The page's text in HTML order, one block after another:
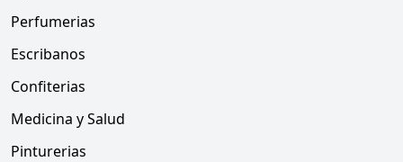
Perfumerias
Escribanos
Confiterias
Medicina y Salud
Pinturerias